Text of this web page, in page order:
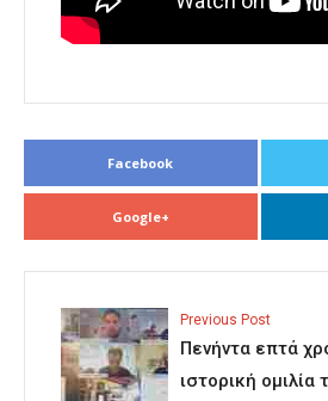
Facebook
Google+
Previous Post
Πενήντα επτά
ιστορική ομιλία